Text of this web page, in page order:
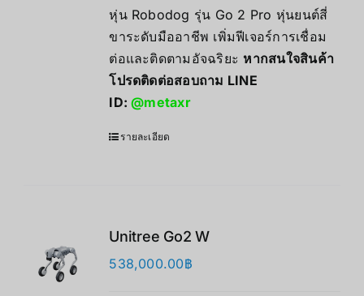
หุ่น Robodog รุ่น Go 2 Pro หุ่นยนต์สี่
ขาระดับมืออาชีพ เพิ่มฟีเจอร์การเชื่อม
ต่อและติดตามอัจฉริยะ หากสนใจสินค้า
โปรดติดต่อสอบถาม LINE
ID:@metaxr
รายละเอียด
Unitree Go2 W
538,000.00฿